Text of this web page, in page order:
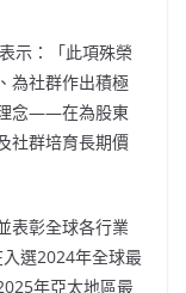
示：「此項殊榮
為社群作出積極
念——在為股東
社群培育長期價
表彰全球各行業
選2024年全球最
年亞太地區最